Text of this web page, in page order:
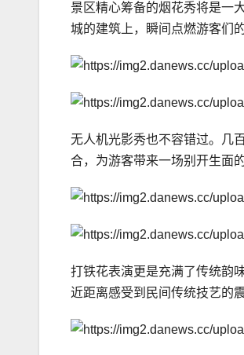
景区精心筹备的烟花秀将是一
城的建筑上，瞬间点燃游客们
无人机光影秀也不容错过。几
合，为游客带来一场别开生面
打铁花表演更是充满了传统韵
近距离感受到民间传统技艺的